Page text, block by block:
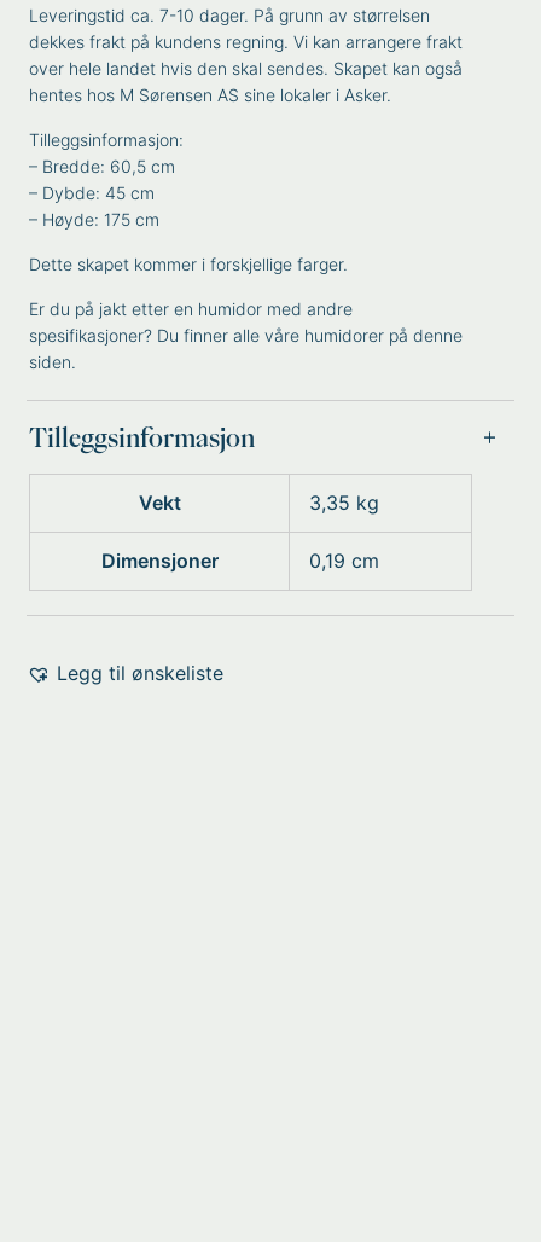
Leveringstid ca. 7-10 dager. På grunn av størrelsen
dekkes frakt på kundens regning. Vi kan arrangere frakt
over hele landet hvis den skal sendes. Skapet kan også
hentes hos M Sørensen AS sine lokaler i Asker.
Tilleggsinformasjon:
– Bredde: 60,5 cm
– Dybde: 45 cm
– Høyde: 175 cm
Dette skapet kommer i forskjellige farger.
Er du på jakt etter en humidor med andre
spesifikasjoner? Du finner alle våre humidorer på denne
siden.
Tilleggsinformasjon
Vekt 3,35 kg
Dimensjoner 0,19 cm
Legg til ønskeliste